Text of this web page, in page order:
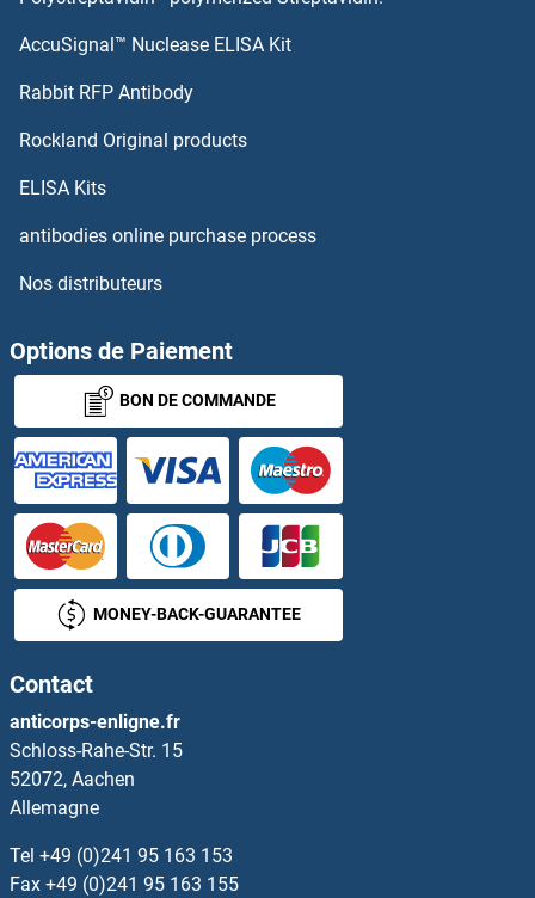
HSPA4L Anticorps
HSPA6 Anticorps
HSPA9 Anticorps
HSPB11 Anticorps
HSPB2 Anticorps
HSPB3 Anticorps
HSPB6 Anticorps
HSPB7 Anticorps
HSPB8 Anticorps
HSPBP1 Anticorps
HSPD1 Anticorps
AccuSignal™ Nuclease ELISA Kit
Rabbit RFP Antibody
Rockland Original products
ELISA Kits
antibodies online purchase process
Nos distributeurs
Options de Paiement
BON DE COMMANDE
MONEY-BACK-GUARANTEE
Contact
anticorps-enligne.fr
Schloss-Rahe-Str. 15
52072, Aachen
Allemagne
Tel +49 (0)241 95 163 153
Fax +49 (0)241 95 163 155